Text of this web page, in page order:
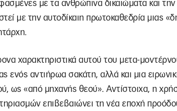
με τα ανθρώπινα δικαιώματα και
με την αυτοδίκαιη πρωτοκαθεδρία μιας
χαρακτηριστικά αυτού του μετα-
ενός αντιήρωα σακάτη, αλλά και μια
ως «από μηχανής θεού». Αντίστοιχα, η
επιβεβαιώνει τη νέα εποχή